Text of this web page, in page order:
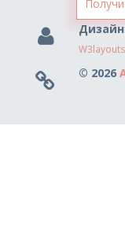
W3layouts
© 2026